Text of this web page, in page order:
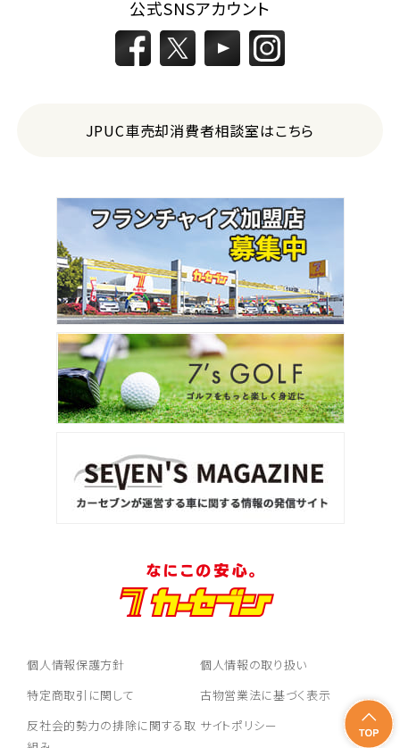
公式SNSアカウント
JPUC車売却消費者相談室はこちら
個人情報保護方針
個人情報の取り扱い
特定商取引に関して
古物営業法に基づく表示
反社会的勢力の排除に関する取 サイトポリシー